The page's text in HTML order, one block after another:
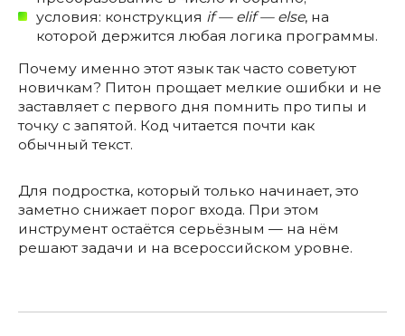
условия: конструкция if — elif — else, на
которой держится любая логика программы.
Почему именно этот язык так часто советуют
новичкам? Питон прощает мелкие ошибки и не
заставляет с первого дня помнить про типы и
точку с запятой. Код читается почти как
обычный текст.
Для подростка, который только начинает, это
заметно снижает порог входа. При этом
инструмент остаётся серьёзным — на нём
решают задачи и на всероссийском уровне.